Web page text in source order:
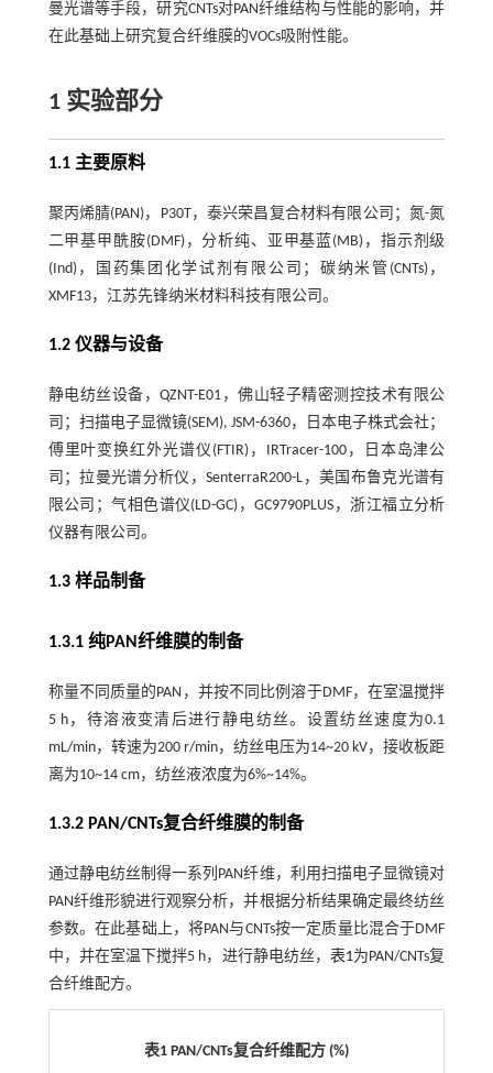
曼光谱等手段，研究CNTs对PAN纤维结构与性能的影响，并
在此基础上研究复合纤维膜的VOCs吸附性能。
1 实验部分
1.1 主要原料
聚丙烯腈(PAN)，P30T，泰兴荣昌复合材料有限公司；氮-氮
二甲基甲酰胺(DMF)，分析纯、亚甲基蓝(MB)，指示剂级
(Ind)，国药集团化学试剂有限公司；碳纳米管(CNTs)，
XMF13，江苏先锋纳米材料科技有限公司。
1.2 仪器与设备
静电纺丝设备，QZNT-E01，佛山轻子精密测控技术有限公
司；扫描电子显微镜(SEM), JSM-6360，日本电子株式会社；
傅里叶变换红外光谱仪(FTIR)，IRTracer-100，日本岛津公
司；拉曼光谱分析仪，SenterraR200-L，美国布鲁克光谱有
限公司；气相色谱仪(LD-GC)，GC9790PLUS，浙江福立分析
仪器有限公司。
1.3 样品制备
1.3.1 纯PAN纤维膜的制备
称量不同质量的PAN，并按不同比例溶于DMF，在室温搅拌
5 h，待溶液变清后进行静电纺丝。设置纺丝速度为0.1
mL/min，转速为200 r/min，纺丝电压为14~20 kV，接收板距
离为10~14 cm，纺丝液浓度为6%~14%。
1.3.2 PAN/CNTs复合纤维膜的制备
通过静电纺丝制得一系列PAN纤维，利用扫描电子显微镜对
PAN纤维形貌进行观察分析，并根据分析结果确定最终纺丝
参数。在此基础上，将PAN与CNTs按一定质量比混合于DMF
中，并在室温下搅拌5 h，进行静电纺丝，表1为PAN/CNTs复
合纤维配方。
表1 PAN/CNTs复合纤维配方 (%)